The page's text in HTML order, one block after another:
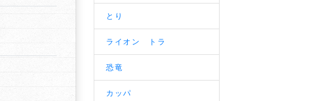
とり
ライオン トラ
恐竜
カッパ